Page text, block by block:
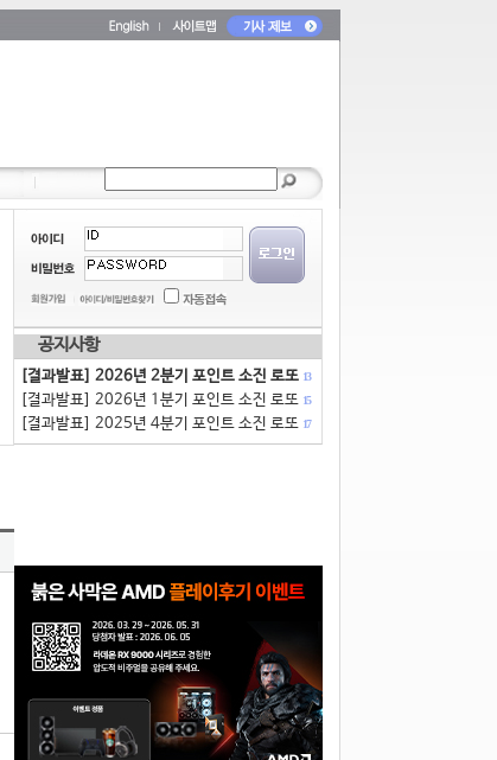
공지사항
[결과발표] 2026년 2분기 포인트 소진 로또 13
[결과발표] 2026년 1분기 포인트 소진 로또 15
[결과발표] 2025년 4분기 포인트 소진 로또 17